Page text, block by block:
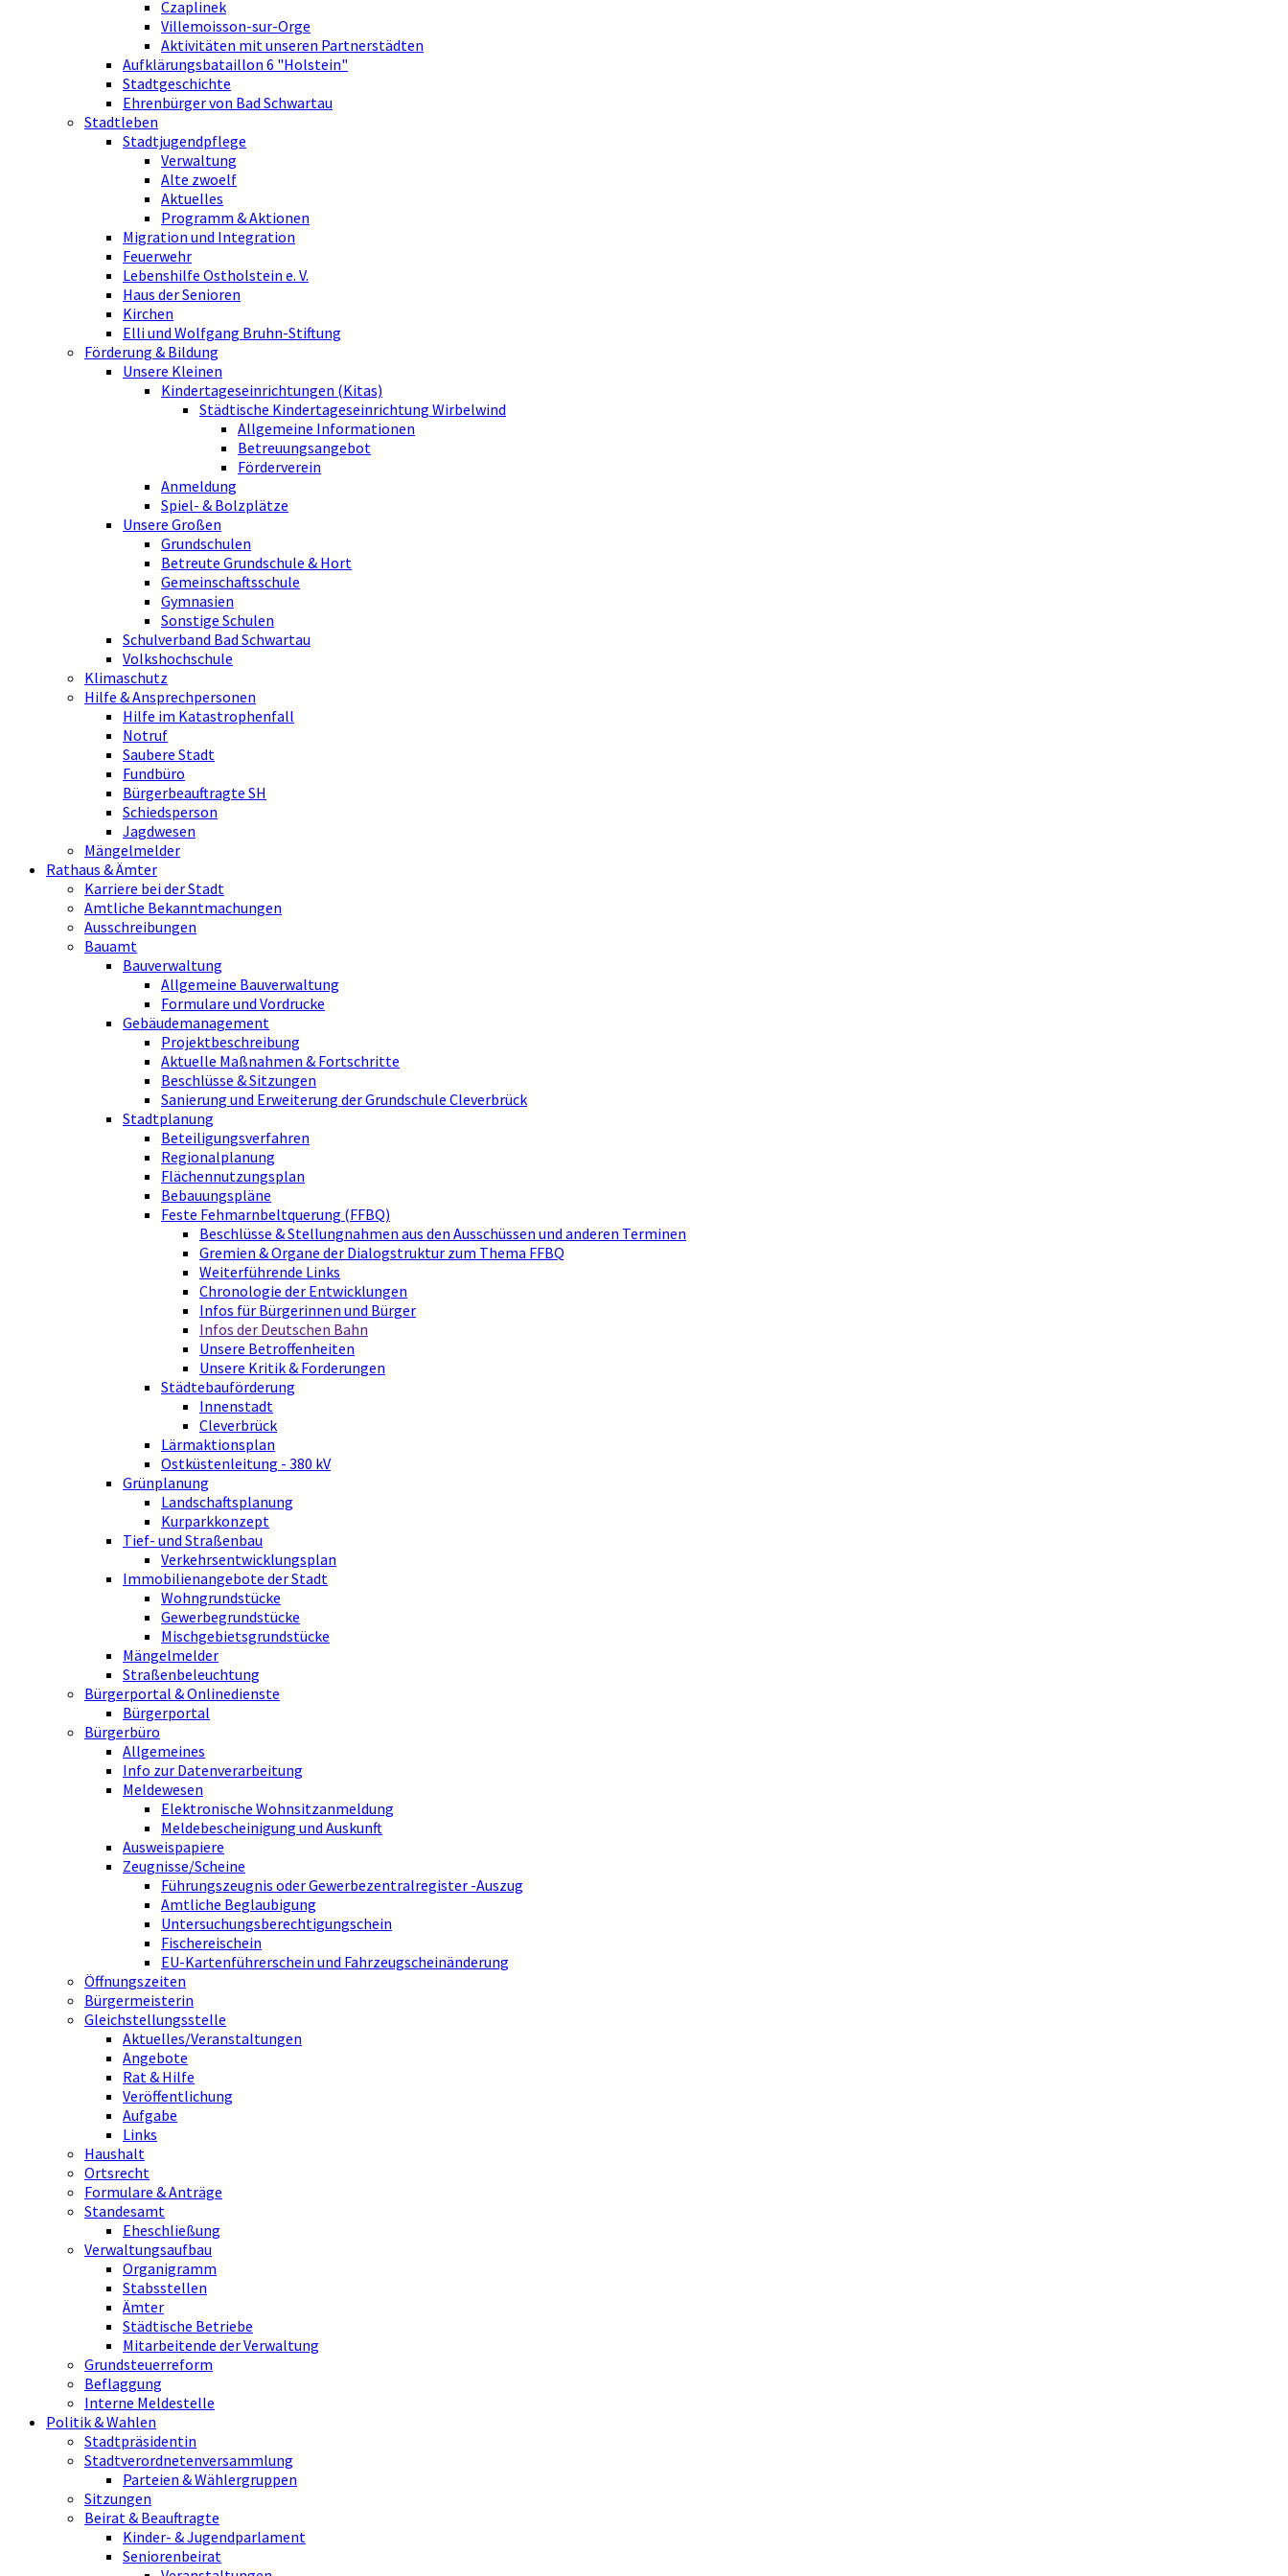
Czaplinek
Villemoisson-sur-Orge
Aktivitäten mit unseren Partnerstädten
Aufklärungsbataillon 6 "Holstein"
Stadtgeschichte
Ehrenbürger von Bad Schwartau
Stadtleben
Stadtjugendpflege
Verwaltung
Alte zwoelf
Aktuelles
Programm & Aktionen
Migration und Integration
Feuerwehr
Lebenshilfe Ostholstein e. V.
Haus der Senioren
Kirchen
Elli und Wolfgang Bruhn-Stiftung
Förderung & Bildung
Unsere Kleinen
Kindertageseinrichtungen (Kitas)
Städtische Kindertageseinrichtung Wirbelwind
Allgemeine Informationen
Betreuungsangebot
Förderverein
Anmeldung
Spiel- & Bolzplätze
Unsere Großen
Grundschulen
Betreute Grundschule & Hort
Gemeinschaftsschule
Gymnasien
Sonstige Schulen
Schulverband Bad Schwartau
Volkshochschule
Klimaschutz
Hilfe & Ansprechpersonen
Hilfe im Katastrophenfall
Notruf
Saubere Stadt
Fundbüro
Bürgerbeauftragte SH
Schiedsperson
Jagdwesen
Mängelmelder
Rathaus & Ämter
Karriere bei der Stadt
Amtliche Bekanntmachungen
Ausschreibungen
Bauamt
Bauverwaltung
Allgemeine Bauverwaltung
Formulare und Vordrucke
Gebäudemanagement
Projektbeschreibung
Aktuelle Maßnahmen & Fortschritte
Beschlüsse & Sitzungen
Sanierung und Erweiterung der Grundschule Cleverbrück
Stadtplanung
Beteiligungsverfahren
Regionalplanung
Flächennutzungsplan
Bebauungspläne
Feste Fehmarnbeltquerung (FFBQ)
Beschlüsse & Stellungnahmen aus den Ausschüssen und anderen Terminen
Gremien & Organe der Dialogstruktur zum Thema FFBQ
Weiterführende Links
Chronologie der Entwicklungen
Infos für Bürgerinnen und Bürger
Infos der Deutschen Bahn
Unsere Betroffenheiten
Unsere Kritik & Forderungen
Städtebauförderung
Innenstadt
Cleverbrück
Lärmaktionsplan
Ostküstenleitung - 380 kV
Grünplanung
Landschaftsplanung
Kurparkkonzept
Tief- und Straßenbau
Verkehrsentwicklungsplan
Immobilienangebote der Stadt
Wohngrundstücke
Gewerbegrundstücke
Mischgebietsgrundstücke
Mängelmelder
Straßenbeleuchtung
Bürgerportal & Onlinedienste
Bürgerportal
Bürgerbüro
Allgemeines
Info zur Datenverarbeitung
Meldewesen
Elektronische Wohnsitzanmeldung
Meldebescheinigung und Auskunft
Ausweispapiere
Zeugnisse/Scheine
Führungszeugnis oder Gewerbezentralregister -Auszug
Amtliche Beglaubigung
Untersuchungsberechtigungschein
Fischereischein
EU-Kartenführerschein und Fahrzeugscheinänderung
Öffnungszeiten
Bürgermeisterin
Gleichstellungsstelle
Aktuelles/Veranstaltungen
Angebote
Rat & Hilfe
Veröffentlichung
Aufgabe
Links
Haushalt
Ortsrecht
Formulare & Anträge
Standesamt
Eheschließung
Verwaltungsaufbau
Organigramm
Stabsstellen
Ämter
Städtische Betriebe
Mitarbeitende der Verwaltung
Grundsteuerreform
Beflaggung
Interne Meldestelle
Politik & Wahlen
Stadtpräsidentin
Stadtverordnetenversammlung
Parteien & Wählergruppen
Sitzungen
Beirat & Beauftragte
Kinder- & Jugendparlament
Seniorenbeirat